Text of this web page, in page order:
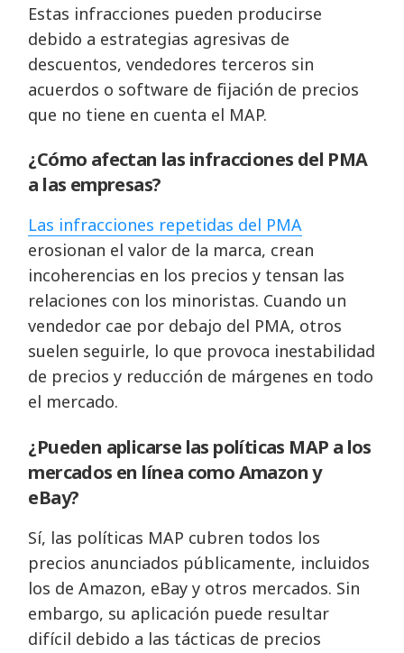
Estas infracciones pueden producirse
debido a estrategias agresivas de
descuentos, vendedores terceros sin
acuerdos o software de fijación de precios
que no tiene en cuenta el MAP.
¿Cómo afectan las infracciones del PMA
a las empresas?
Las infracciones repetidas del PMA
erosionan el valor de la marca, crean
incoherencias en los precios y tensan las
relaciones con los minoristas. Cuando un
vendedor cae por debajo del PMA, otros
suelen seguirle, lo que provoca inestabilidad
de precios y reducción de márgenes en todo
el mercado.
¿Pueden aplicarse las políticas MAP a los
mercados en línea como Amazon y
eBay?
Sí, las políticas MAP cubren todos los
precios anunciados públicamente, incluidos
los de Amazon, eBay y otros mercados. Sin
embargo, su aplicación puede resultar
difícil debido a las tácticas de precios